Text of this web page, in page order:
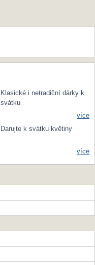
Klasické i netradiční dárky k
svátku
více
Darujte k svátku květiny
více